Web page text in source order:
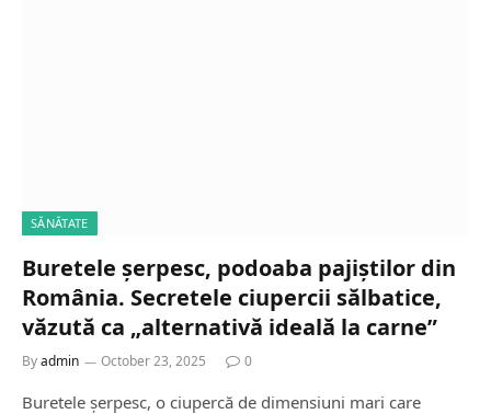
SĂNĂTATE
Buretele șerpesc, podoaba pajiștilor din
România. Secretele ciupercii sălbatice,
văzută ca „alternativă ideală la carne”
Byadmin October 23, 2025 0
Buretele șerpesc, o ciupercă de dimensiuni mari care